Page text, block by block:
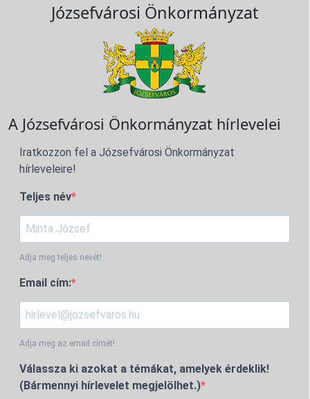
Józsefvárosi Önkormányzat
A Józsefvárosi Önkormányzat hírlevelei
Iratkozzon fel a Józsefvárosi Önkormányzat
hírleveleire!
Teljes név
Adja meg teljes nevét!
Email cím:
Adja meg az email címét!
Válassza ki azokat a témákat, amelyek érdeklik!
(Bármennyi hírlevelet megjelölhet.)